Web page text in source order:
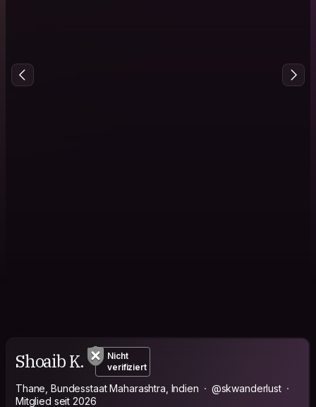
Shoaib K.
Nicht
verifiziert
Thane, Bundesstaat Maharashtra, Indien
@skwanderlust
Mitglied seit 2026